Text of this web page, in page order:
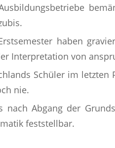
haben
Interpretation von
Schüler im letzten
nie.
nach Abgang der
feststellbar.